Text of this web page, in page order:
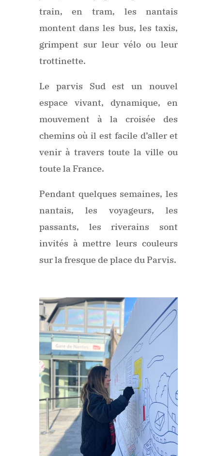
train, en tram, les nantais
montent dans les bus, les taxis,
grimpent sur leur vélo ou leur
trottinette.
Le parvis Sud est un nouvel
espace vivant, dynamique, en
mouvement à la croisée des
chemins où il est facile d’aller et
venir à travers toute la ville ou
toute la France.
Pendant quelques semaines, les
nantais, les voyageurs, les
passants, les riverains sont
invités à mettre leurs couleurs
sur la fresque de place du Parvis.